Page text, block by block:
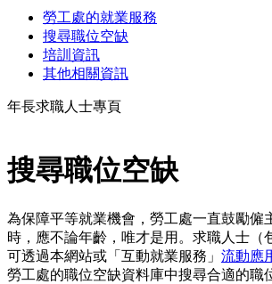
勞工處的就業服務
搜尋職位空缺
培訓資訊
其他相關資訊
年長求職人士專頁
搜尋職位空缺
為保障平等就業機會，勞工處一直鼓勵僱
時，應不論年齡，唯才是用。求職人士（
可透過本網站或「互動就業服務」 流動應
勞工處的職位空缺資料庫中搜尋合適的職